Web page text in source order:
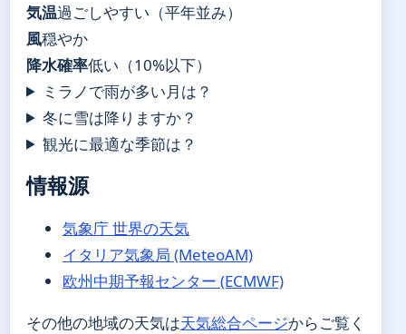
気温過ごしやすい（平年並み）
風穏やか
降水確率低い（10%以下）
ミラノで雨が多い月は？
冬に雪は降りますか？
観光に最適な季節は？
情報源
気象庁 世界の天気
イタリア気象局 (MeteoAM)
欧州中期予報センター (ECMWF)
その他の地域の天気は天気総合ページからご覧く